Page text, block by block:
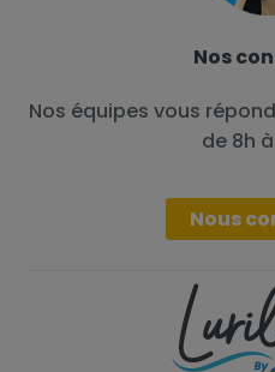
Nos
Nos équipes vous
de 8h
Nous